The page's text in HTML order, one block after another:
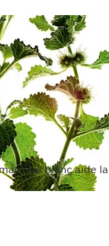
blanc aide